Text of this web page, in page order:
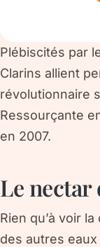
Plébiscités par
Clarins allient
révolutionnaire
Ressourçante
en 2007.
Le
Rien qu’à voir
des autres eaux